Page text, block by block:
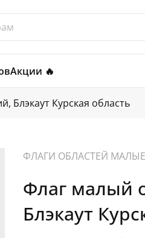
Акции 🔥
Блэкаут Курская область
ФЛАГИ ОБЛАСТЕЙ МАЛЫЕ
Флаг малый
Блэкаут